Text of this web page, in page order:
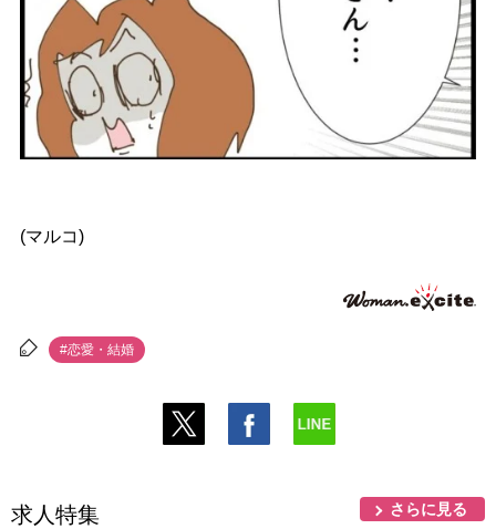
(マルコ)
#恋愛・結婚
求人特集 さらに見る